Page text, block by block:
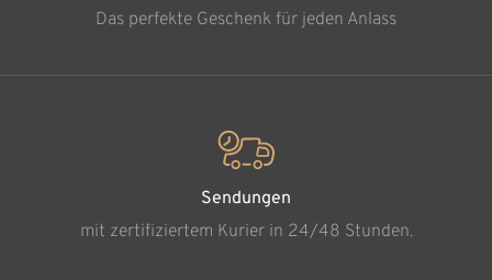
Das perfekte Geschenk für jeden Anlass
Sendungen
mit zertifiziertem Kurier in 24/48 Stunden.